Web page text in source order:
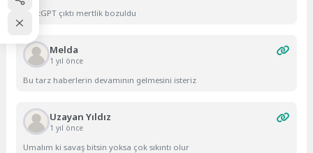
ChatGPT çıktı mertlik bozuldu
Melda
1 yıl önce
Bu tarz haberlerin devamının gelmesini isteriz
Uzayan Yıldız
1 yıl önce
Umalım ki savaş bitsin yoksa çok sıkıntı olur